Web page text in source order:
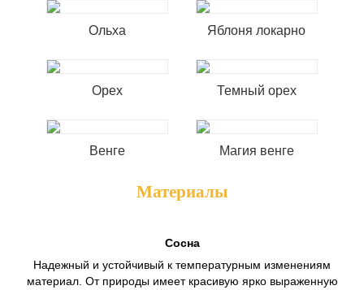
Ольха Яблоня локарно
Орех Темный орех
Венге Магия венге
Материалы
Сосна
Надежный и устойчивый к температурным изменениям
материал. От природы имеет красивую ярко выраженную